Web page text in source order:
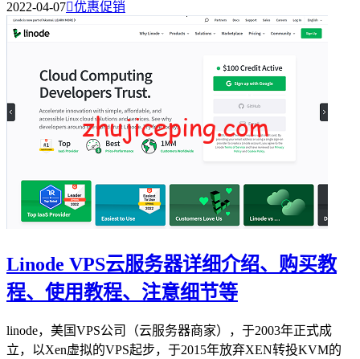
2022-04-07优惠促销
Linode VPS云服务器详细介绍、购买教
程、使用教程、注意细节等
linode，美国VPS公司（云服务器商家），于2003年正式成
立，以Xen虚拟的VPS起步，于2015年放弃XEN转投KVM的